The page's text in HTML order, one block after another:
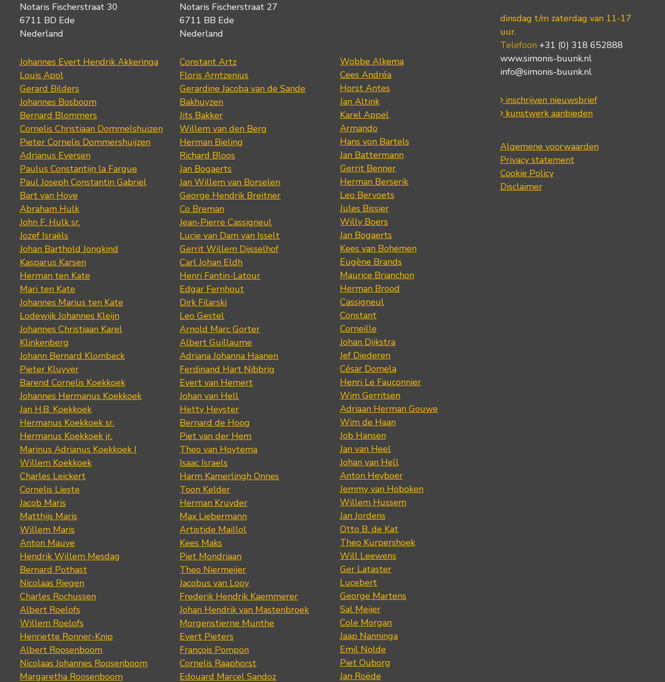
Notaris Fischerstraat 30
6711 BD Ede
Nederland
Johannes Evert Hendrik Akkeringa
Louis Apol
Gerard Bilders
Johannes Bosboom
Bernard Blommers
Cornelis Christiaan Dommelshuizen
Pieter Cornelis Dommershuijzen
Adrianus Eversen
Paulus Constantijn la Fargue
Paul Joseph Constantin Gabriel
Bart van Hove
Abraham Hulk
John F. Hulk sr.
Jozef Israëls
Johan Barthold Jongkind
Kasparus Karsen
Herman ten Kate
Mari ten Kate
Johannes Marius ten Kate
Lodewijk Johannes Kleijn
Johannes Christiaan Karel
Klinkenberg
Johann Bernard Klombeck
Pieter Kluyver
Barend Cornelis Koekkoek
Johannes Hermanus Koekkoek
Jan H.B. Koekkoek
Hermanus Koekkoek sr.
Hermanus Koekkoek jr.
Marinus Adrianus Koekkoek I
Willem Koekkoek
Charles Leickert
Cornelis Lieste
Jacob Maris
Matthijs Maris
Willem Maris
Anton Mauve
Hendrik Willem Mesdag
Bernard Pothast
Nicolaas Riegen
Charles Rochussen
Albert Roelofs
Willem Roelofs
Henriette Ronner-Knip
Albert Roosenboom
Nicolaas Johannes Roosenboom
Margaretha Roosenboom
Notaris Fischerstraat 27
6711 BB Ede
Nederland
Constant Artz
Floris Arntzenius
Gerardine Jacoba van de Sande
Bakhuyzen
Jits Bakker
Willem van den Berg
Herman Bieling
Richard Bloos
Jan Bogaerts
Jan Willem van Borselen
George Hendrik Breitner
Co Breman
Jean-Pierre Cassigneul
Lucie van Dam van Isselt
Gerrit Willem Dijsselhof
Carl Johan Eldh
Henri Fantin-Latour
Edgar Fernhout
Dirk Filarski
Leo Gestel
Arnold Marc Gorter
Albert Guillaume
Adriana Johanna Haanen
Ferdinand Hart Nibbrig
Evert van Hemert
Johan van Hell
Hetty Heyster
Bernard de Hoog
Piet van der Hem
Theo van Hoytema
Isaac Israels
Harm Kamerlingh Onnes
Toon Kelder
Herman Kruyder
Max Liebermann
Artistide Maillol
Kees Maks
Piet Mondriaan
Theo Niermeijer
Jacobus van Looy
Frederik Hendrik Kaemmerer
Johan Hendrik van Mastenbroek
Morgenstjerne Munthe
Evert Pieters
François Pompon
Cornelis Raaphorst
Edouard Marcel Sandoz
Wobbe Alkema
Cees Andréa
Horst Antes
Jan Altink
Karel Appel
Armando
Hans von Bartels
Jan Battermann
Gerrit Benner
Herman Berserik
Leo Bervoets
Jules Bissier
Willy Boers
Jan Bogaerts
Kees van Bohemen
Eugène Brands
Maurice Brianchon
Herman Brood
Cassigneul
Constant
Corneille
Johan Dijkstra
Jef Diederen
César Domela
Henri Le Fauconnier
Wim Gerritsen
Adriaan Herman Gouwe
Wim de Haan
Job Hansen
Jan van Heel
Johan van Hell
Anton Heyboer
Jemmy van Hoboken
Willem Hussem
Jan Jordens
Otto B. de Kat
Theo Kurpershoek
Will Leewens
Ger Lataster
Lucebert
George Martens
Sal Meijer
Cole Morgan
Jaap Nanninga
Emil Nolde
Piet Ouborg
Jan Roëde
dinsdag t/m zaterdag van 11-17
uur.
Telefoon +31 (0) 318 652888
www.simonis-buunk.nl
info@simonis-buunk.nl
inschrijven nieuwsbrief
kunstwerk aanbieden
Algemene voorwaarden
Privacy statement
Cookie Policy
Disclaimer